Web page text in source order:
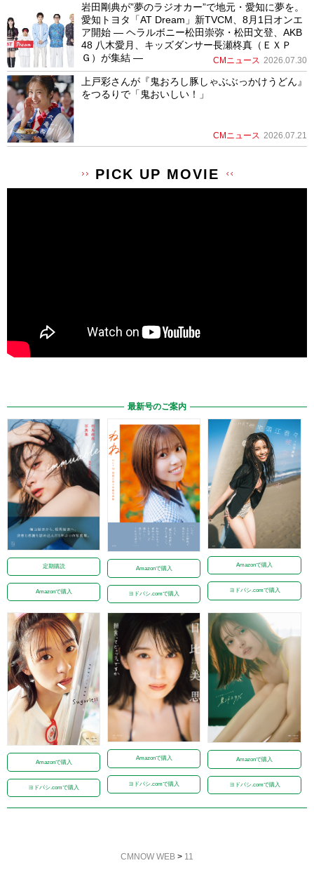
岩田剛典が”夢のラジオカー”で地元・愛知に夢を。
愛知トヨタ「AT Dream」新TVCM、8月1日オンエ
ア開始 ― ヘラルボニー松田崇弥・松田文登、AKB
48 八木愛月、キッズダンサー長瀬柊真（ＥＸＰ
Ｇ）が集結 ―
CMニュース 2026.07.30
上戸彩さんが『鬼おろし豚しゃぶぶっかけうどん』
をつるりで「鬼おいしい！」
CMニュース 2026.07.21
PICK UP MOVIE
最新号のご案内
定期購読
Amazonで購入
Amazonで購入
ヨドバシ.comで購入
Amazonで購入
ヨドバシ.comで購入
Amazonで購入
ヨドバシ.comで購入
Amazonで購入
ヨドバシ.comで購入
Amazonで購入
ヨドバシ.comで購入
CMNOW WEB > 11